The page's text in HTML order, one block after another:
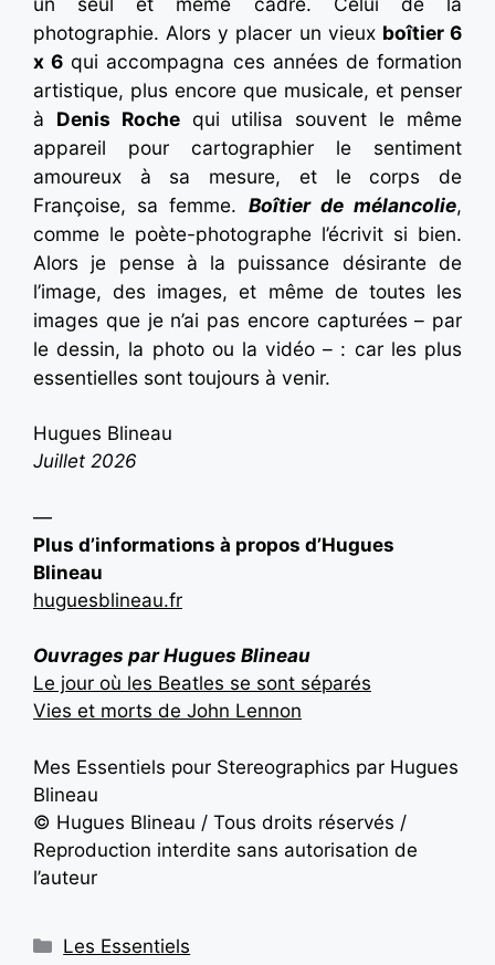
photographie. Alors y placer un vieux boîtier 6
x 6 qui accompagna ces années de formation
artistique, plus encore que musicale, et penser
à Denis Rochequi utilisa souvent le même
appareil pour cartographier le sentiment
amoureux à sa mesure, et le corps de
Françoise, sa femme. Boîtier de mélancolie,
comme le poète-photographe l’écrivit si bien.
Alors je pense à la puissance désirante de
l’image, des images, et même de toutes les
images que je n’ai pas encore capturées – par
le dessin, la photo ou la vidéo – : car les plus
essentielles sont toujours à venir.
Hugues Blineau
Juillet 2026
—
Plus d’informations à propos d’Hugues
Blineau
huguesblineau.fr
Ouvrages par Hugues Blineau
Le jour où les Beatles se sont séparés
Vies et morts de John Lennon
Mes Essentiels pour Stereographics par Hugues
Blineau
© Hugues Blineau / Tous droits réservés /
Reproduction interdite sans autorisation de
l’auteur
Les Essentiels